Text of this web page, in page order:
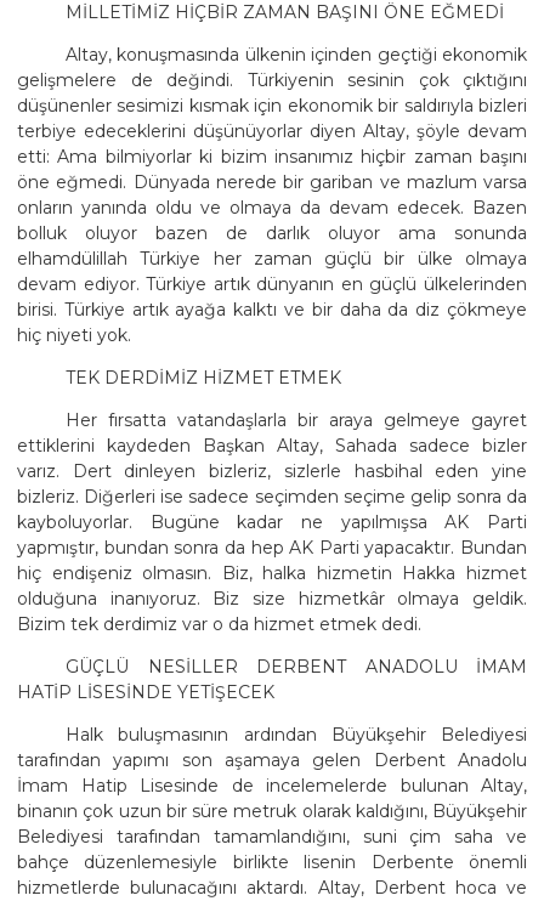
MİLLETİMİZ HİÇBİR ZAMAN BAŞINI ÖNE EĞMEDİ
Altay, konuşmasında ülkenin içinden geçtiği ekonomik
gelişmelere de değindi. Türkiyenin sesinin çok çıktığını
düşünenler sesimizi kısmak için ekonomik bir saldırıyla bizleri
terbiye edeceklerini düşünüyorlar diyen Altay, şöyle devam
etti: Ama bilmiyorlar ki bizim insanımız hiçbir zaman başını
öne eğmedi. Dünyada nerede bir gariban ve mazlum varsa
onların yanında oldu ve olmaya da devam edecek. Bazen
bolluk oluyor bazen de darlık oluyor ama sonunda
elhamdülillah Türkiye her zaman güçlü bir ülke olmaya
devam ediyor. Türkiye artık dünyanın en güçlü ülkelerinden
birisi. Türkiye artık ayağa kalktı ve bir daha da diz çökmeye
hiç niyeti yok.
TEK DERDİMİZ HİZMET ETMEK
Her fırsatta vatandaşlarla bir araya gelmeye gayret
ettiklerini kaydeden Başkan Altay, Sahada sadece bizler
varız. Dert dinleyen bizleriz, sizlerle hasbihal eden yine
bizleriz. Diğerleri ise sadece seçimden seçime gelip sonra da
kayboluyorlar. Bugüne kadar ne yapılmışsa AK Parti
yapmıştır, bundan sonra da hep AK Parti yapacaktır. Bundan
hiç endişeniz olmasın. Biz, halka hizmetin Hakka hizmet
olduğuna inanıyoruz. Biz size hizmetkâr olmaya geldik.
Bizim tek derdimiz var o da hizmet etmek dedi.
GÜÇLÜ NESİLLER DERBENT ANADOLU İMAM
HATİP LİSESİNDE YETİŞECEK
Halk buluşmasının ardından Büyükşehir Belediyesi
tarafından yapımı son aşamaya gelen Derbent Anadolu
İmam Hatip Lisesinde de incelemelerde bulunan Altay,
binanın çok uzun bir süre metruk olarak kaldığını, Büyükşehir
Belediyesi tarafından tamamlandığını, suni çim saha ve
bahçe düzenlemesiyle birlikte lisenin Derbente önemli
hizmetlerde bulunacağını aktardı. Altay, Derbent hoca ve